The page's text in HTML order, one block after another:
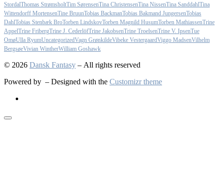
StordalThomas StrømsholtTim SørensenTina ChristensenTina NissenTina SanddahlTina
Wittendorff MortensenTine BruunTobias BackmanTobias Bakmand JungersenTobias
DahlTobias Stenbæk BroTorben LindskovTorben Magnild HusumTorben MathiassenTrine
AppelTrine FribergTrine J. CederlöfTrine JakobsenTrine TroelsenTrine V. IpsenTue
OmøUlla RyumUncategorizedVagn GrønkildeVibeke VestergaardViggo MadsenVilhelm
BergsøeVivian WintherWilliam Goshawk
© 2026 Dansk Fantasy – All rights reserved
Powered by – Designed with the Customizr theme